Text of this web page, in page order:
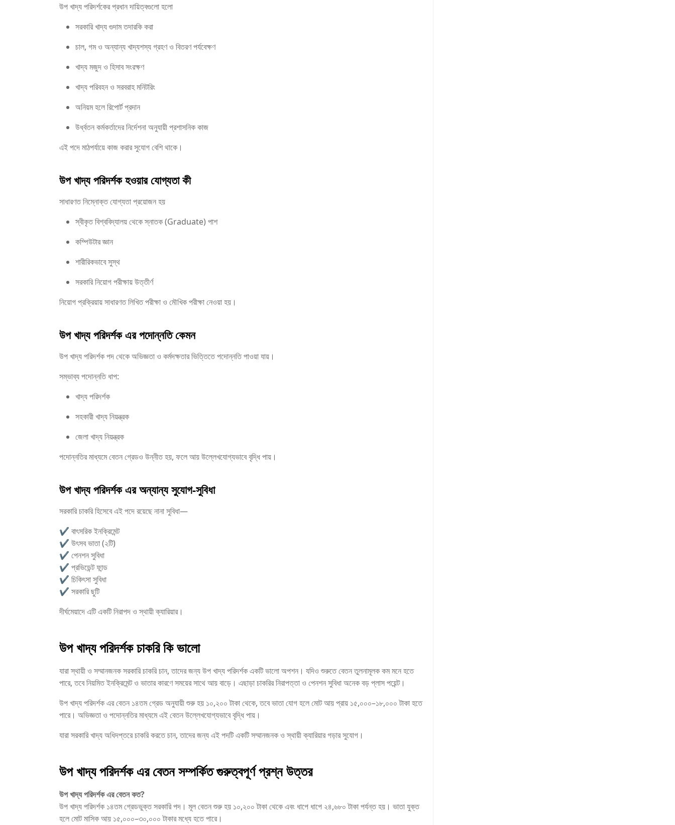
উপ খাদ্য পরিদর্শকের প্রধান দায়িত্বগুলো হলো
সরকারি খাদ্য গুদাম তদারকি করা
চাল, গম ও অন্যান্য খাদ্যশস্য গ্রহণ ও বিতরণ পর্যবেক্ষণ
খাদ্য মজুদ ও হিসাব সংরক্ষণ
খাদ্য পরিবহন ও সরবরাহ মনিটরিং
অনিয়ম হলে রিপোর্ট প্রদান
উর্ধ্বতন কর্মকর্তাদের নির্দেশনা অনুযায়ী প্রশাসনিক কাজ
এই পদে মাঠপর্যায়ে কাজ করার সুযোগ বেশি থাকে।
উপ খাদ্য পরিদর্শক হওয়ার যোগ্যতা কী
সাধারণত নিম্নোক্ত যোগ্যতা প্রয়োজন হয়
স্বীকৃত বিশ্ববিদ্যালয় থেকে স্নাতক (Graduate) পাশ
কম্পিউটার জ্ঞান
শারীরিকভাবে সুস্থ
সরকারি নিয়োগ পরীক্ষায় উত্তীর্ণ
নিয়োগ প্রক্রিয়ায় সাধারণত লিখিত পরীক্ষা ও মৌখিক পরীক্ষা নেওয়া হয়।
উপ খাদ্য পরিদর্শক এর পদোন্নতি কেমন
উপ খাদ্য পরিদর্শক পদ থেকে অভিজ্ঞতা ও কর্মদক্ষতার ভিত্তিতে পদোন্নতি পাওয়া যায়।
সম্ভাব্য পদোন্নতি ধাপ:
খাদ্য পরিদর্শক
সহকারী খাদ্য নিয়ন্ত্রক
জেলা খাদ্য নিয়ন্ত্রক
পদোন্নতির মাধ্যমে বেতন গ্রেডও উন্নীত হয়, ফলে আয় উল্লেখযোগ্যভাবে বৃদ্ধি পায়।
উপ খাদ্য পরিদর্শক এর অন্যান্য সুযোগ-সুবিধা
সরকারি চাকরি হিসেবে এই পদে রয়েছে নানা সুবিধা—
✔ বাৎসরিক ইনক্রিমেন্ট
✔ উৎসব ভাতা (২টি)
✔ পেনশন সুবিধা
✔ প্রভিডেন্ট ফান্ড
✔ চিকিৎসা সুবিধা
✔ সরকারি ছুটি
দীর্ঘমেয়াদে এটি একটি নিরাপদ ও স্থায়ী ক্যারিয়ার।
উপ খাদ্য পরিদর্শক চাকরি কি ভালো
যারা স্থায়ী ও সম্মানজনক সরকারি চাকরি চান, তাদের জন্য উপ খাদ্য পরিদর্শক একটি ভালো অপশন। যদিও শুরুতে বেতন তুলনামূলক কম মনে হতে
পারে, তবে নিয়মিত ইনক্রিমেন্ট ও ভাতার কারণে সময়ের সাথে আয় বাড়ে। এছাড়া চাকরির নিরাপত্তা ও পেনশন সুবিধা অনেক বড় প্লাস পয়েন্ট।
উপ খাদ্য পরিদর্শক এর বেতন ১৪তম গ্রেড অনুযায়ী শুরু হয় ১০,২০০ টাকা থেকে, তবে ভাতা যোগ হলে মোট আয় প্রায় ১৫,০০০–১৮,০০০ টাকা হতে
পারে। অভিজ্ঞতা ও পদোন্নতির মাধ্যমে এই বেতন উল্লেখযোগ্যভাবে বৃদ্ধি পায়।
যারা সরকারি খাদ্য অধিদপ্তরে চাকরি করতে চান, তাদের জন্য এই পদটি একটি সম্মানজনক ও স্থায়ী ক্যারিয়ার গড়ার সুযোগ।
উপ খাদ্য পরিদর্শক এর বেতন সম্পর্কিত গুরুত্বপূর্ণ প্রশ্ন উত্তর
উপ খাদ্য পরিদর্শক এর বেতন কত?
উপ খাদ্য পরিদর্শক ১৪তম গ্রেডভুক্ত সরকারি পদ। মূল বেতন শুরু হয় ১০,২০০ টাকা থেকে এবং ধাপে ধাপে ২৪,৬৮০ টাকা পর্যন্ত হয়। ভাতা যুক্ত
হলে মোট মাসিক আয় ১৫,০০০–৩০,০০০ টাকার মধ্যে হতে পারে।